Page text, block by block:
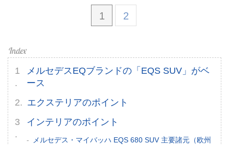
プライバシーポリシー
お問い合せ
1 2
メルセデスEQブランドの「EQS SUV」がベ
ース
エクステリアのポイント
インテリアのポイント
メルセデス・マイバッハ EQS 680 SUV 主要諸元（欧州